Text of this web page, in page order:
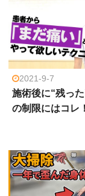
2021-9-7
施術後に“残っ
の制限にはコレ！